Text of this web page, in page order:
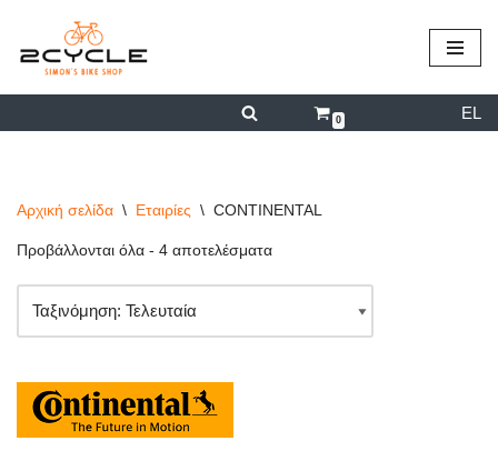
περιεχόμενο
Μεταπηδήστε
0 EL
Αρχική σελίδα \ Εταιρίες \ CONTINENTAL
Προβάλλονται όλα - 4 αποτελέσματα